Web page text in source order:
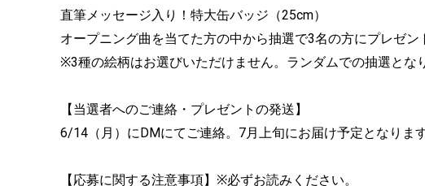
直筆メッセージ入り！特大缶バッジ（25cm）
オープニング曲を当てた方の中から抽選で3名の方にプレゼン
※3種の絵柄はお選びいただけません。ランダムでの抽選とな
【当選者へのご連絡・プレゼントの発送】
6/14（月）にDMにてご連絡。7月上旬にお届け予定となります
【応募に関する注意事項】※必ずお読みください。